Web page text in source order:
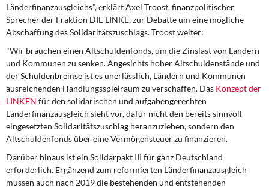
Öffentliche Infrastruktur und Daseinsvorsorge
DIE LINKE
Weitere Themen
Memo-Gruppe
Institut Solidarische Moderne
Rosa-Luxemburg-Stiftung
Länderfinanzausgleichs", erklärt Axel Troost, finanzpolitischer
Sprecher der Fraktion DIE LINKE, zur Debatte um eine mögliche
Abschaffung des Solidaritätszuschlags. Troost weiter:
"Wir brauchen einen Altschuldenfonds, um die Zinslast von Ländern
und Kommunen zu senken. Angesichts hoher Altschuldenstände und
der Schuldenbremse ist es unerlässlich, Ländern und Kommunen
ausreichenden Handlungsspielraum zu verschaffen. Das Konzept der
LINKEN für den solidarischen und aufgabengerechten
Länderfinanzausgleich sieht vor, dafür nicht den bereits sinnvoll
eingesetzten Solidaritätszuschlag heranzuziehen, sondern den
Altschuldenfonds über eine Vermögensteuer zu finanzieren.
Darüber hinaus ist ein Solidarpakt III für ganz Deutschland
erforderlich. Ergänzend zum reformierten Länderfinanzausgleich
müssen auch nach 2019 die bestehenden und entstehenden